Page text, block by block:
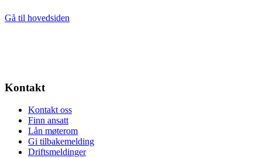
Gå til hovedsiden
Kontakt
Kontakt oss
Finn ansatt
Lån møterom
Gi tilbakemelding
Driftsmeldinger